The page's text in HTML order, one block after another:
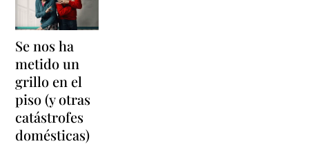
Se nos ha
metido un
grillo en el
piso (y otras
catástrofes
domésticas)